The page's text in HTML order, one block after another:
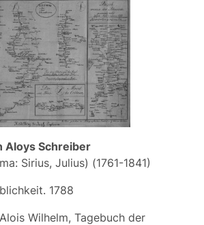
Aloys Schreiber
Sirius, Julius) (1761-1841)
1788
Wilhelm, Tagebuch der